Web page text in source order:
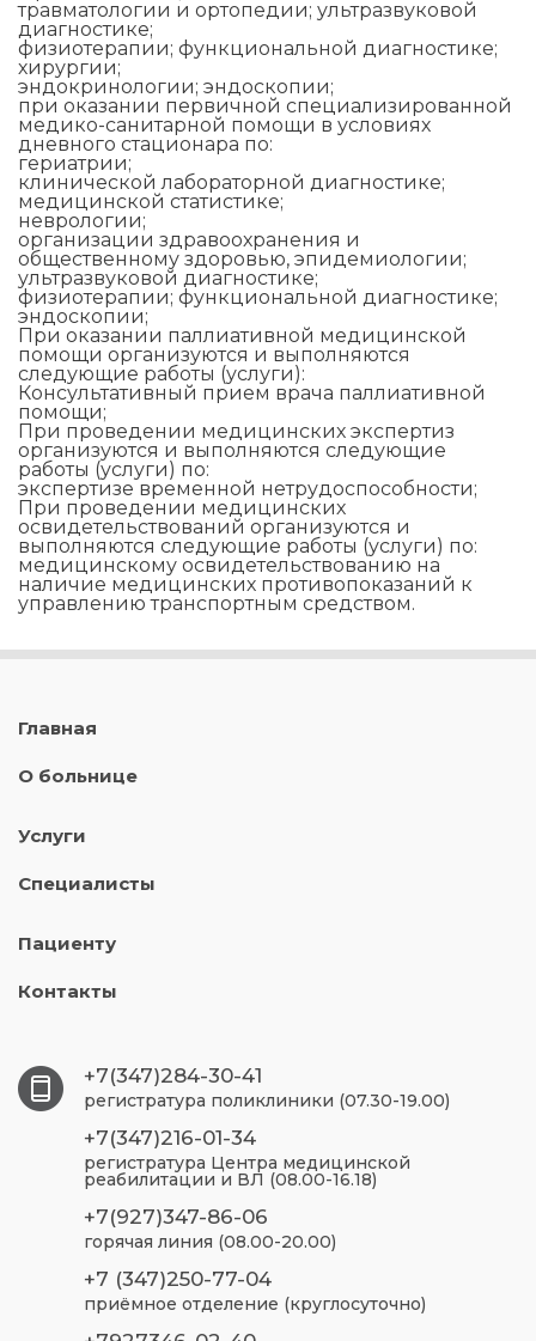
травматологии и ортопедии; ультразвуковой
диагностике;
физиотерапии; функциональной диагностике;
хирургии;
эндокринологии; эндоскопии;
при оказании первичной специализированной
медико-санитарной помощи в условиях
дневного стационара по:
гериатрии;
клинической лабораторной диагностике;
медицинской статистике;
неврологии;
организации здравоохранения и
общественному здоровью, эпидемиологии;
ультразвуковой диагностике;
физиотерапии; функциональной диагностике;
эндоскопии;
При оказании паллиативной медицинской
помощи организуются и выполняются
следующие работы (услуги):
Консультативный прием врача паллиативной
помощи;
При проведении медицинских экспертиз
организуются и выполняются следующие
работы (услуги) по:
экспертизе временной нетрудоспособности;
При проведении медицинских
освидетельствований организуются и
выполняются следующие работы (услуги) по:
медицинскому освидетельствованию на
наличие медицинских противопоказаний к
управлению транспортным средством.
Главная
О больнице
Услуги
Специалисты
Пациенту
Контакты
+7(347)284-30-41
регистратура поликлиники (07.30-19.00)
+7(347)216-01-34
регистратура Центра медицинской
реабилитации и ВЛ (08.00-16.18)
+7(927)347-86-06
горячая линия (08.00-20.00)
+7 (347)250-77-04
приёмное отделение (круглосуточно)